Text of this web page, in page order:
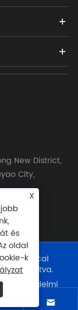
New District,
City,
Optical
fenntartva.
|
Adatvédelmi

X
és
oldal
k